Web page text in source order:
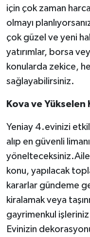
için çok zaman
olmayı
çok güzel ve yeni
yatırımlar, borsa
konularda zekice,
sağlayabilirsiniz.
Kova ve Yükselen
Yeniay 4.evinizi
alıp en güvenli
konu, yapılacak
kararlar gündeme
kiralamak veya
gayrimenkul
Evinizin